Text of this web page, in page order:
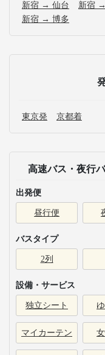
新宿 → 仙台 新宿
新宿 → 博多
東京発 京都着
高速バス・夜行
出発便
昼行便
バスタイプ
2列
設備・サービス
独立シート
マイカーテン